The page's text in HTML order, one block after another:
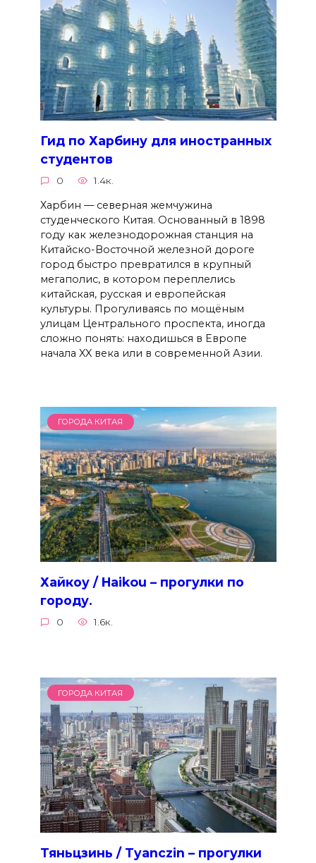
Гид по Харбину для иностранных
студентов
0 1.4к.
Харбин — северная жемчужина
студенческого Китая. Основанный в 1898
году как железнодорожная станция на
Китайско-Восточной железной дороге
город быстро превратился в крупный
мегаполис, в котором переплелись
китайская, русская и европейская
культуры. Прогуливаясь по мощёным
улицам Центрального проспекта, иногда
сложно понять: находишься в Европе
начала XX века или в современной Азии.
ГОРОДА КИТАЯ
Хайкоу / Haikou – прогулки по
городу.
0 1.6к.
ГОРОДА КИТАЯ
Тяньцзинь / Tyanczin – прогулки